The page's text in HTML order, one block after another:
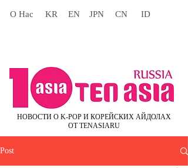
О Нас KR EN JPN CN ID
НОВОСТИ О K-POP И КОРЕЙСКИХ АЙДОЛАХ
ОТ TENASIARU
Post